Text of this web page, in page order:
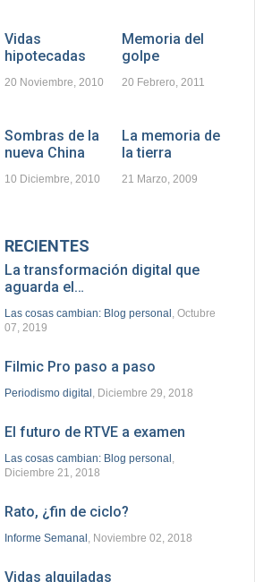
Vidas
hipotecadas
20 Noviembre, 2010
Memoria del
golpe
20 Febrero, 2011
Sombras de la
nueva China
10 Diciembre, 2010
La memoria de
la tierra
21 Marzo, 2009
RECIENTES
La transformación digital que
aguarda el…
Las cosas cambian: Blog personal , Octubre
07, 2019
Filmic Pro paso a paso
Periodismo digital , Diciembre 29, 2018
El futuro de RTVE a examen
Las cosas cambian: Blog personal ,
Diciembre 21, 2018
Rato, ¿fin de ciclo?
Informe Semanal , Noviembre 02, 2018
Vidas alquiladas